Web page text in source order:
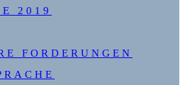
2019
FORDERUNGEN